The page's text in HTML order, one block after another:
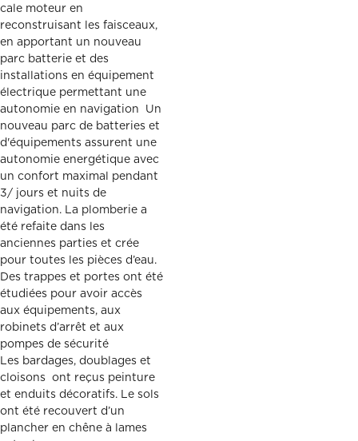
cale moteur en
reconstruisant les faisceaux,
en apportant un nouveau
parc batterie et des
installations en équipement
électrique permettant une
autonomie en navigation Un
nouveau parc de batteries et
d'équipements assurent une
autonomie energétique avec
un confort maximal pendant
3/ jours et nuits de
navigation. La plomberie a
été refaite dans les
anciennes parties et crée
pour toutes les pièces d’eau.
Des trappes et portes ont été
étudiées pour avoir accès
aux équipements, aux
robinets d’arrêt et aux
pompes de sécurité
Les bardages, doublages et
cloisons ont reçus peinture
et enduits décoratifs. Le sols
ont été recouvert d’un
plancher en chêne à lames